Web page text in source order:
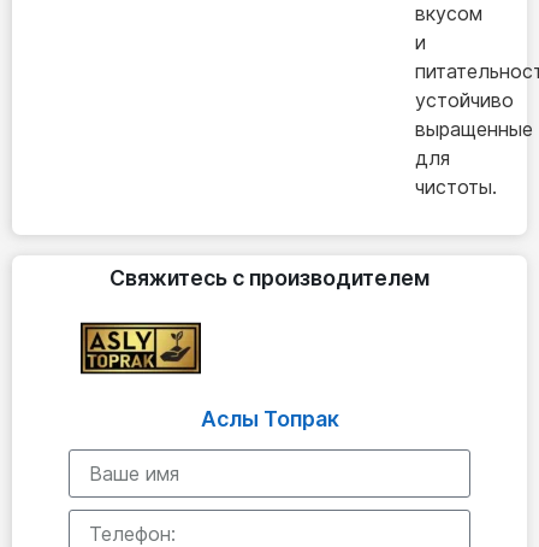
вкусом
и
устойчиво
выращенные
для
чистоты.
Свяжитесь с производителем
Аслы Топрак